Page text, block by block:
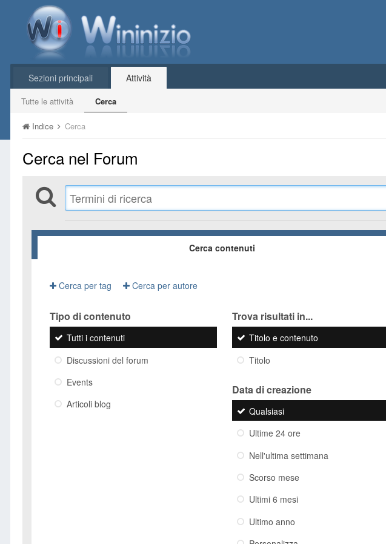
Sezioni principali Attività
Tutte le attività Cerca
Indice Cerca
Cerca nel Forum
Cerca contenuti
Cerca per tag Cerca per autore
Tipo di contenuto
Tutti i contenuti
Discussioni del forum
Events
Articoli blog
Trova risultati in...
Titolo e contenuto
Titolo
Data di creazione
Qualsiasi
Ultime 24 ore
Nell'ultima settimana
Scorso mese
Ultimi 6 mesi
Ultimo anno